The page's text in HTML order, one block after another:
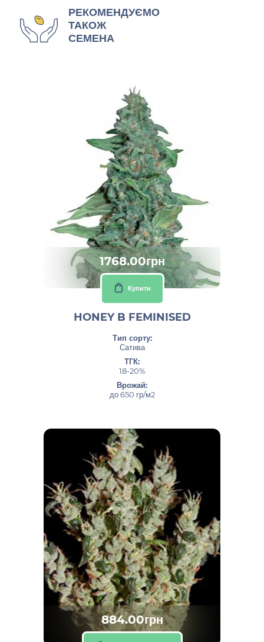
РЕКОМЕНДУЄМО
ТАКОЖ
СЕМЕНА
1768.00грн
Купити
HONEY B FEMINISED
Тип сорту:
Сатива
ТГК:
18-20%
Врожай:
до 650 гр/м2
884.00грн